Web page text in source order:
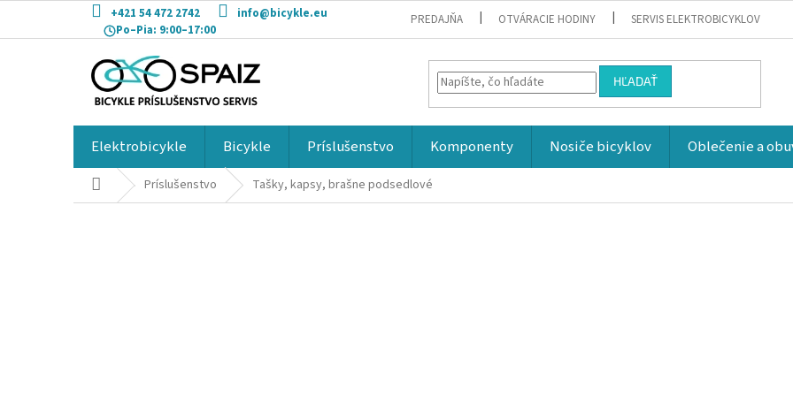
obsah
+421 54 472 2742
info@bicykle.eu
Po–Pia: 9:00–17:00
PREDAJŇA OTVÁRACIE HODINY SERVIS ELEKTROBICYKLOV
HĽADAŤ
Elektrobicykle Bicykle Príslušenstvo Komponenty Nosiče bicyklov Oblečenie a
DomovPríslušenstvo Tašky, kapsy, brašne podsedlové